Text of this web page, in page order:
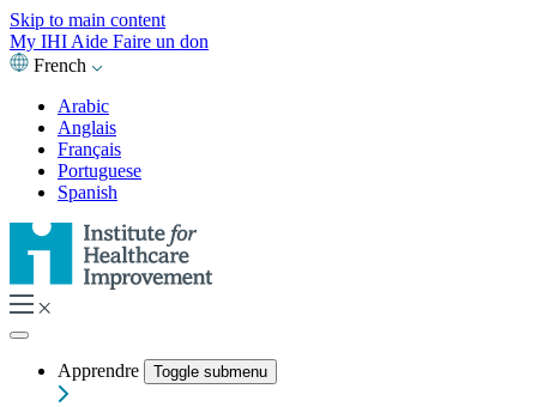
Skip to main content
My IHI Aide Faire un don
French
Arabic
Anglais
Français
Portuguese
Spanish
Apprendre Toggle submenu